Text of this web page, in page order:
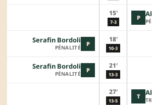
15'
7-3
P
P
Serafin Bordoli
PÉNALITÉ
18'
10-3
P
Serafin Bordoli
PÉNALITÉ
21'
13-3
27'
13-5
T